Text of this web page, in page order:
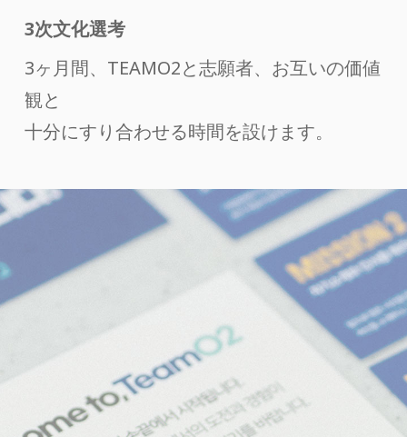
3次文化選考
3ヶ月間、TEAMO2と志願者、お互いの価値
観と
十分にすり合わせる時間を設けます。